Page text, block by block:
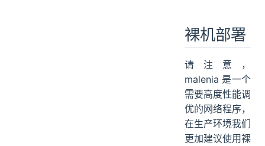
docker-all-in-one
启动 malenia
裸机部署
请注意，
malenia 是一个
需要高度性能调
优的网络程序，
在生产环境我们
更加建议使用裸